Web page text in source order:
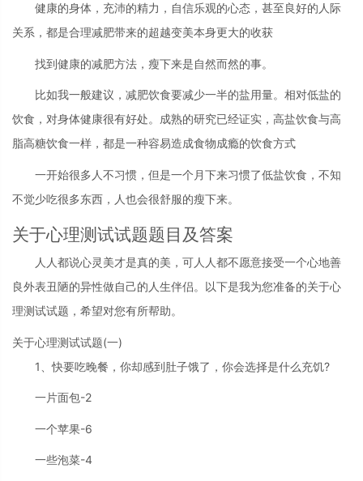
健康的身体，充沛的精力，自信乐观的心态，甚至良好的人际
关系，都是合理减肥带来的超越变美本身更大的收获
找到健康的减肥方法，瘦下来是自然而然的事。
比如我一般建议，减肥饮食要减少一半的盐用量。相对低盐的
饮食，对身体健康很有好处。成熟的研究已经证实，高盐饮食与高
脂高糖饮食一样，都是一种容易造成食物成瘾的饮食方式
一开始很多人不习惯，但是一个月下来习惯了低盐饮食，不知
不觉少吃很多东西，人也会很舒服的瘦下来。
关于心理测试试题题目及答案
人人都说心灵美才是真的美，可人人都不愿意接受一个心地善
良外表丑陋的异性做自己的人生伴侣。以下是我为您准备的关于心
理测试试题，希望对您有所帮助。
关于心理测试试题(一)
1、快要吃晚餐，你却感到肚子饿了，你会选择是什么充饥?
一片面包-2
一个苹果-6
一些泡菜-4